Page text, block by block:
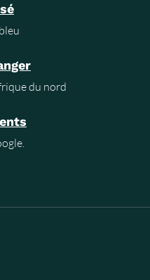
du nord